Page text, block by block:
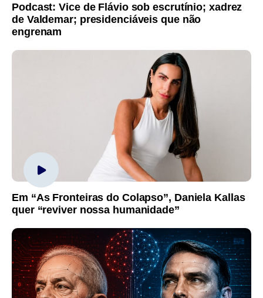
Podcast: Vice de Flávio sob escrutínio; xadrez
de Valdemar; presidenciáveis que não
engrenam
Em “As Fronteiras do Colapso”, Daniela Kallas
quer “reviver nossa humanidade”